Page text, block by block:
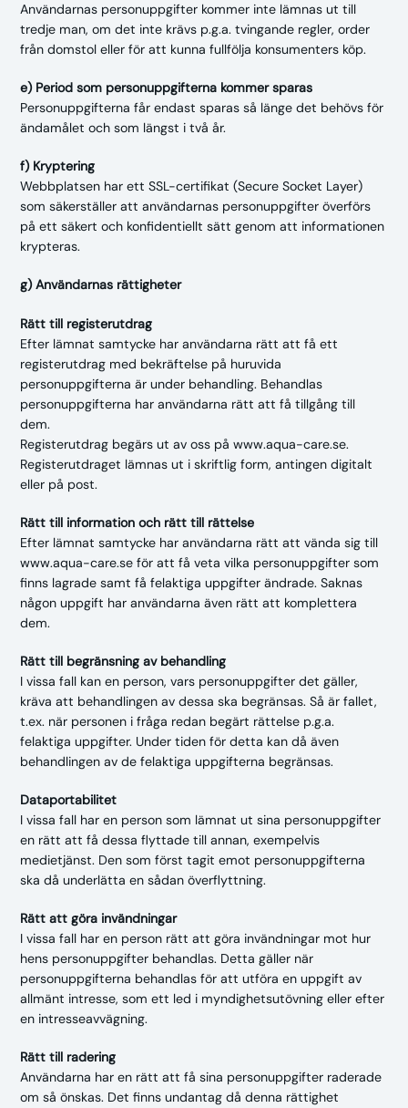
Användarnas personuppgifter kommer inte lämnas ut till
tredje man, om det inte krävs p.g.a. tvingande regler, order
från domstol eller för att kunna fullfölja konsumenters köp.
e) Period som personuppgifterna kommer sparas
Personuppgifterna får endast sparas så länge det behövs för
ändamålet och som längst i två år.
f) Kryptering
Webbplatsen har ett SSL-certifikat (Secure Socket Layer)
som säkerställer att användarnas personuppgifter överförs
på ett säkert och konfidentiellt sätt genom att informationen
krypteras.
g) Användarnas rättigheter
Rätt till registerutdrag
Efter lämnat samtycke har användarna rätt att få ett
registerutdrag med bekräftelse på huruvida
personuppgifterna är under behandling. Behandlas
personuppgifterna har användarna rätt att få tillgång till
dem.
Registerutdrag begärs ut av oss på www.aqua-care.se.
Registerutdraget lämnas ut i skriftlig form, antingen digitalt
eller på post.
Rätt till information och rätt till rättelse
Efter lämnat samtycke har användarna rätt att vända sig till
www.aqua-care.se för att få veta vilka personuppgifter som
finns lagrade samt få felaktiga uppgifter ändrade. Saknas
någon uppgift har användarna även rätt att komplettera
dem.
Rätt till begränsning av behandling
I vissa fall kan en person, vars personuppgifter det gäller,
kräva att behandlingen av dessa ska begränsas. Så är fallet,
t.ex. när personen i fråga redan begärt rättelse p.g.a.
felaktiga uppgifter. Under tiden för detta kan då även
behandlingen av de felaktiga uppgifterna begränsas.
Dataportabilitet
I vissa fall har en person som lämnat ut sina personuppgifter
en rätt att få dessa flyttade till annan, exempelvis
medietjänst. Den som först tagit emot personuppgifterna
ska då underlätta en sådan överflyttning.
Rätt att göra invändningar
I vissa fall har en person rätt att göra invändningar mot hur
hens personuppgifter behandlas. Detta gäller när
personuppgifterna behandlas för att utföra en uppgift av
allmänt intresse, som ett led i myndighetsutövning eller efter
en intresseavvägning.
Rätt till radering
Användarna har en rätt att få sina personuppgifter raderade
om så önskas. Det finns undantag då denna rättighet